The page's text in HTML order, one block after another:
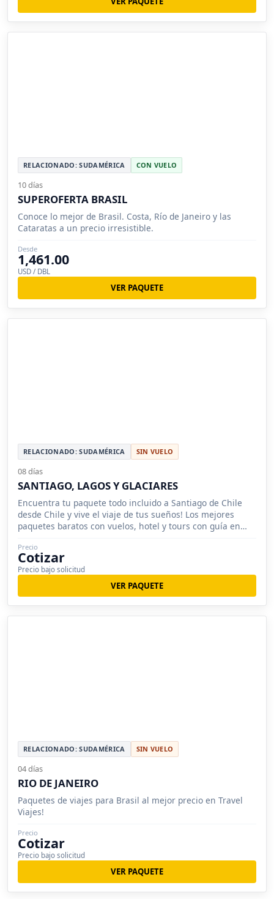
RELACIONADO: SUDAMÉRICA CON VUELO
10 días
SUPEROFERTA BRASIL
Conoce lo mejor de Brasil. Costa, Río de Janeiro y las
Cataratas a un precio irresistible.
Desde
1,461.00
USD / DBL
VER PAQUETE
RELACIONADO: SUDAMÉRICA SIN VUELO
08 días
SANTIAGO, LAGOS Y GLACIARES
Encuentra tu paquete todo incluido a Santiago de Chile
desde Chile y vive el viaje de tus sueños! Los mejores
paquetes baratos con vuelos, hotel y tours con guía en
Precio
Cotizar
Precio bajo solicitud
VER PAQUETE
RELACIONADO: SUDAMÉRICA SIN VUELO
04 días
RIO DE JANEIRO
Paquetes de viajes para Brasil al mejor precio en Travel
Viajes!
Precio
Cotizar
Precio bajo solicitud
VER PAQUETE